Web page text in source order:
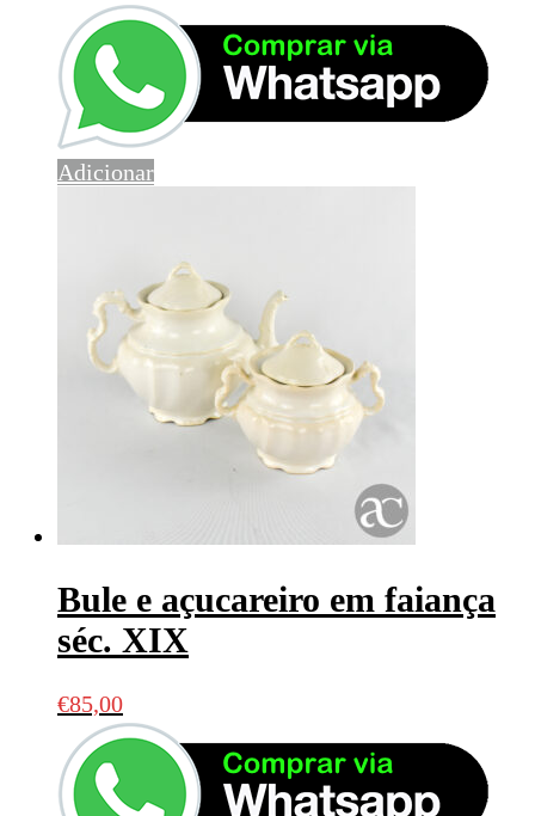
Adicionar
Bule e açucareiro em faiança
séc. XIX
€85,00